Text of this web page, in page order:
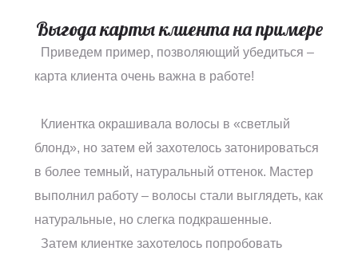
Выгода карты клиента на примере
Приведем пример, позволяющий убедиться –
карта клиента очень важна в работе!
Клиентка окрашивала волосы в «светлый
блонд», но затем ей захотелось затонироваться
в более темный, натуральный оттенок. Мастер
выполнил работу – волосы стали выглядеть, как
натуральные, но слегка подкрашенные.
Затем клиентке захотелось попробовать